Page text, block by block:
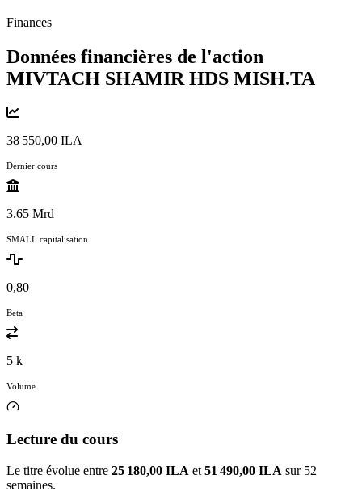
Finances
Données financières de l'action
MIVTACH SHAMIR HDS MISH.TA
38 550,00 ILA
Dernier cours
3.65 Mrd
SMALL capitalisation
0,80
Beta
5 k
Volume
Lecture du cours
Le titre évolue entre 25 180,00 ILA et 51 490,00 ILA sur 52
semaines.